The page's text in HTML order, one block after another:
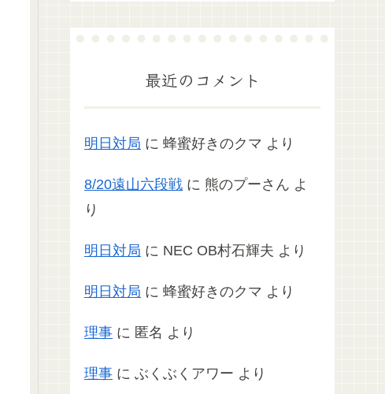
最近のコメント
明日対局 に 蜂蜜好きのクマ より
8/20遠山六段戦 に 熊のプーさん よ
り
明日対局 に NEC OB村石輝夫 より
明日対局 に 蜂蜜好きのクマ より
理事 に 匿名 より
理事 に ぶくぶくアワー より